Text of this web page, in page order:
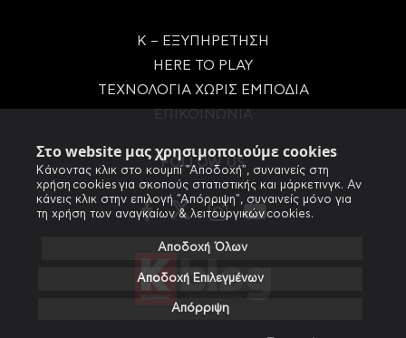
Στο website μας χρησιμοποιούμε cookies
Κάνοντας κλικ στο κουμπί "Αποδοχή", συναινείς στη
χρήση cookies για σκοπούς στατιστικής και μάρκετινγκ. Αν
κάνεις κλικ στην επιλογή "Απόρριψη", συναινείς μόνο για
τη χρήση των αναγκαίων & λειτουργικών cookies.
Αποδοχή Όλων
Αποδοχή Επιλεγμένων
Απόρριψη
Κ – ΕΞΥΠΗΡΕΤΗΣΗ
HERE TO PLAY
ΤΕΧΝΟΛΟΓΙΑ ΧΩΡΙΣ ΕΜΠΟΔΙΑ
FOLLOW US